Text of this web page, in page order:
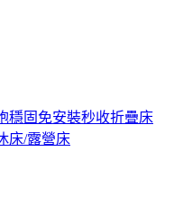
穩固免安裝秒收折疊床
床/露營床